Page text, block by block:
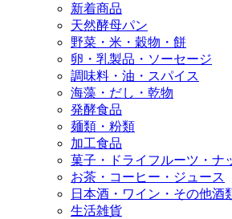
新着商品
天然酵母パン
野菜・米・穀物・餅
卵・乳製品・ソーセージ
調味料・油・スパイス
海藻・だし・乾物
発酵食品
麺類・粉類
加工食品
菓子・ドライフルーツ・ナ
お茶・コーヒー・ジュース
日本酒・ワイン・その他酒
生活雑貨